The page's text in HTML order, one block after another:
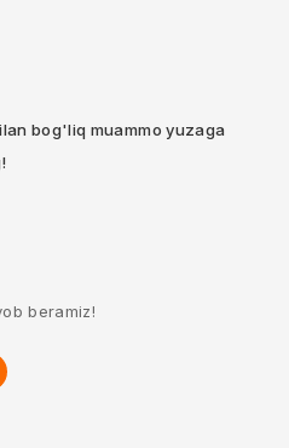
bog'liq muammo yuzaga
beramiz!